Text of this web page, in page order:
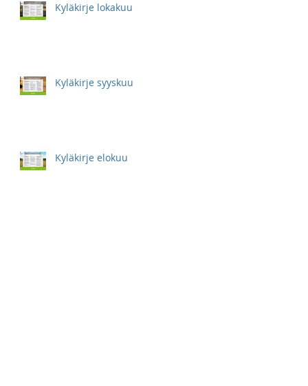
Kyläkirje lokakuu
Kyläkirje syyskuu
Kyläkirje elokuu